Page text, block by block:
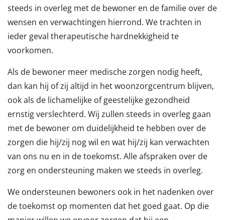
steeds in overleg met de bewoner en de familie over de
wensen en verwachtingen hierrond. We trachten in
ieder geval therapeutische hardnekkigheid te
voorkomen.
Als de bewoner meer medische zorgen nodig heeft,
dan kan hij of zij altijd in het woonzorgcentrum blijven,
ook als de lichamelijke of geestelijke gezondheid
ernstig verslechterd. Wij zullen steeds in overleg gaan
met de bewoner om duidelijkheid te hebben over de
zorgen die hij/zij nog wil en wat hij/zij kan verwachten
van ons nu en in de toekomst. Alle afspraken over de
zorg en ondersteuning maken we steeds in overleg.
We ondersteunen bewoners ook in het nadenken over
de toekomst op momenten dat het goed gaat. Op die